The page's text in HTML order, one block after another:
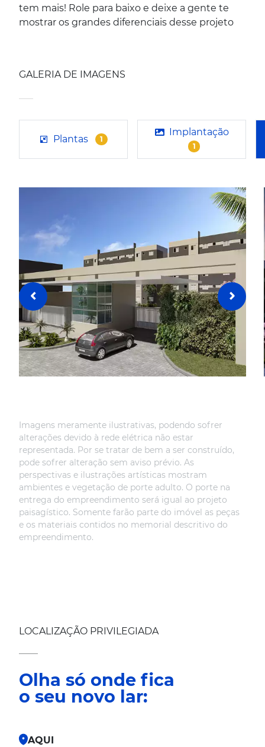
tem mais! Role para baixo e deixe a gente te
mostrar os grandes diferenciais desse projeto
GALERIA DE IMAGENS
Plantas 1
Implantação
1
Imagens meramente ilustrativas, podendo sofrer
alterações devido à rede elétrica não estar
representada. Por se tratar de bem a ser construído,
pode sofrer alteração sem aviso prévio. As
perspectivas e ilustrações artísticas mostram
ambientes e vegetação de porte adulto. O porte na
entrega do empreendimento será igual ao projeto
paisagístico. Somente farão parte do imóvel as peças
e os materiais contidos no memorial descritivo do
empreendimento.
LOCALIZAÇÃO PRIVILEGIADA
Olha só onde fica
o seu novo lar:
AQUI